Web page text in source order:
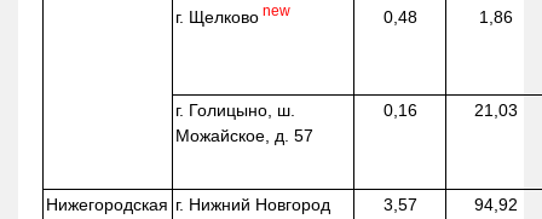
г. Щелково new 0,48 1,86
г. Голицыно, ш.
Можайское, д. 57
0,16 21,03
Нижегородская г. Нижний Новгород 3,57 94,92